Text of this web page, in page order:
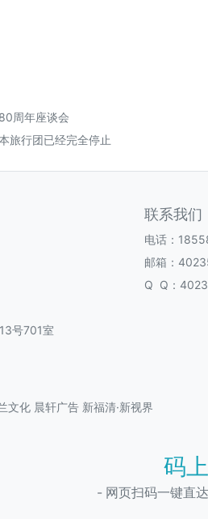
周年座谈会
旅行团已经完全停止
号701室
联系我们
电话：
邮箱：
Q Q：
文化 晨轩广告 新福清·新视界
码
- 网页扫码一键直